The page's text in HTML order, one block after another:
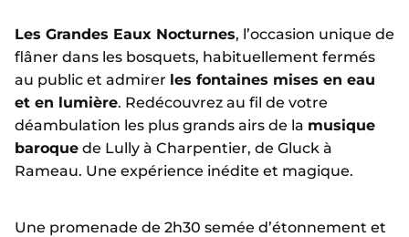
Les Grandes Eaux Nocturnes, l’occasion unique de
flâner dans les bosquets, habituellement fermés
au public et admirer les fontaines mises en eau
et en lumière. Redécouvrez au fil de votre
déambulation les plus grands airs de la musique
baroque de Lully à Charpentier, de Gluck à
Rameau. Une expérience inédite et magique.
Une promenade de 2h30 semée d’étonnement et